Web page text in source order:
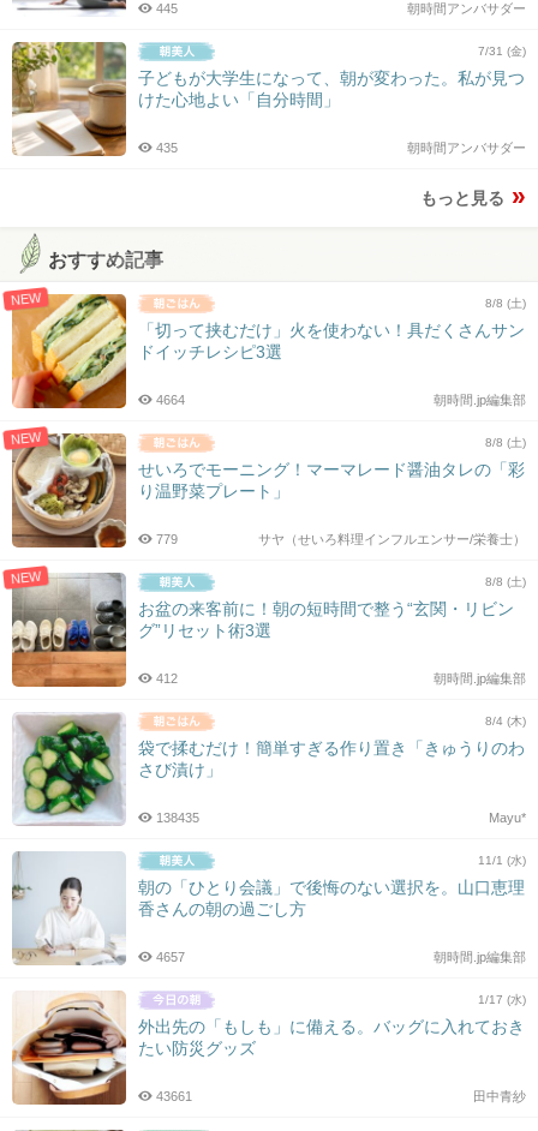
朝時間アンバサダー
445
7/31 (金)
子どもが大学生になって、朝が変わった。私が見つ
けた心地よい「自分時間」
朝時間アンバサダー
435
もっと見る
おすすめ記事
NEW 8/8 (土)
「切って挟むだけ」火を使わない！具だくさんサン
ドイッチレシピ3選
朝時間.jp編集部
4664
NEW 8/8 (土)
せいろでモーニング！マーマレード醤油タレの「彩
り温野菜プレート」
サヤ（せいろ料理インフルエンサー/栄養士）
779
NEW 8/8 (土)
お盆の来客前に！朝の短時間で整う“玄関・リビン
グ”リセット術3選
朝時間.jp編集部
412
8/4 (木)
袋で揉むだけ！簡単すぎる作り置き「きゅうりのわ
さび漬け」
Mayu*
138435
11/1 (水)
朝の「ひとり会議」で後悔のない選択を。山口恵理
香さんの朝の過ごし方
朝時間.jp編集部
4657
1/17 (水)
外出先の「もしも」に備える。バッグに入れておき
たい防災グッズ
田中青紗
43661